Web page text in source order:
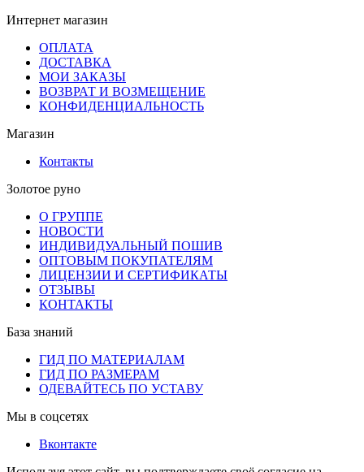
Интернет магазин
ОПЛАТА
ДОСТАВКА
МОИ ЗАКАЗЫ
ВОЗВРАТ И ВОЗМЕЩЕНИЕ
КОНФИДЕНЦИАЛЬНОСТЬ
Магазин
Контакты
Золотое руно
О ГРУППЕ
НОВОСТИ
ИНДИВИДУАЛЬНЫЙ ПОШИВ
ОПТОВЫМ ПОКУПАТЕЛЯМ
ЛИЦЕНЗИИ И СЕРТИФИКАТЫ
ОТЗЫВЫ
КОНТАКТЫ
База знаний
ГИД ПО МАТЕРИАЛАМ
ГИД ПО РАЗМЕРАМ
ОДЕВАЙТЕСЬ ПО УСТАВУ
Мы в соцсетях
Вконтакте